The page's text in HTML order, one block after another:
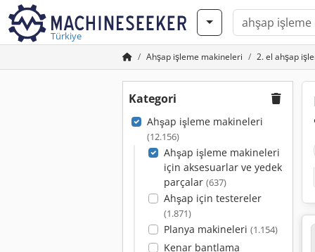
Türkiye
Ahşap işleme makineleri 2. el ahşap
Kategori
Ahşap işleme makineleri
(12.156)
Ahşap işleme makineleri
için aksesuarlar ve yedek
parçalar (637)
Ahşap için testereler
(1.871)
Planya makineleri (1.154)
Kenar bantlama